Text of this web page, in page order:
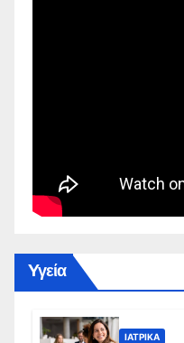
Yγεία
ΙΑΤΡΙΚΆ